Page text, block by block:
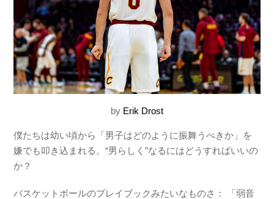
by Erik Drost
僕たちは幼い頃から「男子はどのように振舞うべきか」を
嫌でも叩き込まれる。“男らしく”なるにはどうすればいいの
か？
バスケットボールのプレイブックみたいなものさ： 「弱音